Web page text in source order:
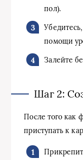
пол).
помощи
Залейте
Шаг 2:
После того как
приступать к